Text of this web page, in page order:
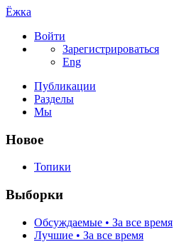
Ёжка
Войти
Зарегистрироваться
Eng
Публикации
Разделы
Мы
Новое
Топики
Выборки
Обсуждаемые • За все время
Лучшие • За все время